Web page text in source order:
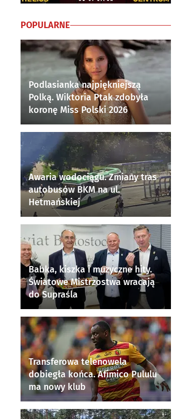
POPULARNE
Podlasianka najpiękniejszą
Polką. Wiktoria Ptak zdobyła
koronę Miss Polski 2026
Awaria wodociągu. Zmiany tras
autobusów BKM na ul.
Hetmańskiej
Babka, kiszka i muzyczne hity.
Światowe Mistrzostwa wracają
do Supraśla
Transferowa telenowela
dobiegła końca. Afimico Pululu
ma nowy klub